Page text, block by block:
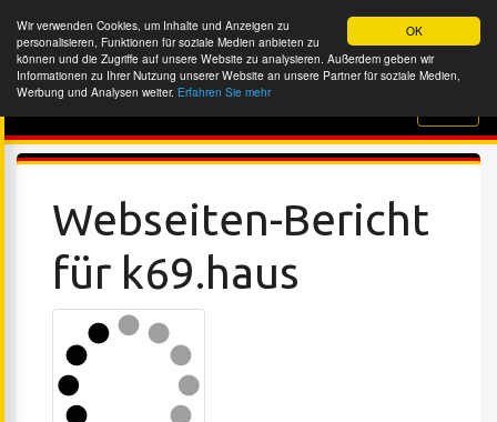
OK
Wir verwenden Cookies, um Inhalte und Anzeigen zu
personalisieren, Funktionen für soziale Medien anbieten zu
können und die Zugriffe auf unsere Website zu analysieren. Außerdem geben wir
Informationen zu Ihrer Nutzung unserer Website an unsere Partner für soziale Medien,
Werbung und Analysen weiter. Erfahren Sie mehr
Website-Überprüfung
Webseiten-Bericht
für k69.haus